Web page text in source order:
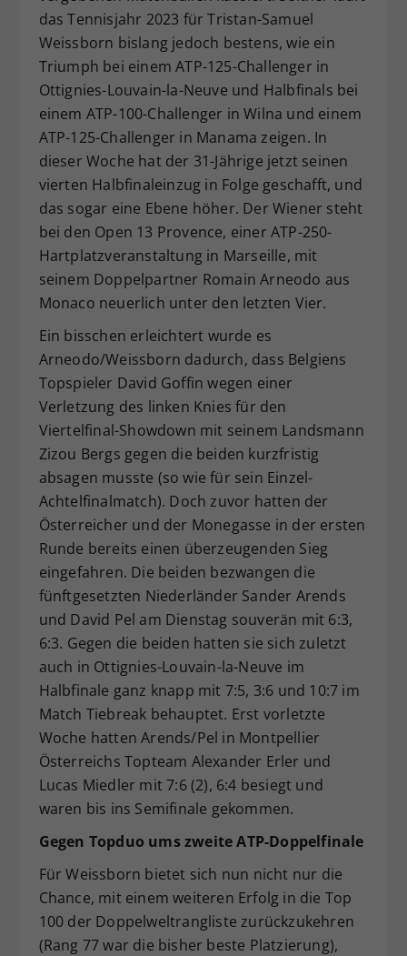
das Tennisjahr 2023 für Tristan-Samuel
Weissborn bislang jedoch bestens, wie ein
Triumph bei einem ATP-125-Challenger in
Ottignies-Louvain-la-Neuve und Halbfinals bei
einem ATP-100-Challenger in Wilna und einem
ATP-125-Challenger in Manama zeigen. In
dieser Woche hat der 31-Jährige jetzt seinen
vierten Halbfinaleinzug in Folge geschafft, und
das sogar eine Ebene höher. Der Wiener steht
bei den Open 13 Provence, einer ATP-250-
Hartplatzveranstaltung in Marseille, mit
seinem Doppelpartner Romain Arneodo aus
Monaco neuerlich unter den letzten Vier.
Ein bisschen erleichtert wurde es
Arneodo/Weissborn dadurch, dass Belgiens
Topspieler David Goffin wegen einer
Verletzung des linken Knies für den
Viertelfinal-Showdown mit seinem Landsmann
Zizou Bergs gegen die beiden kurzfristig
absagen musste (so wie für sein Einzel-
Achtelfinalmatch). Doch zuvor hatten der
Österreicher und der Monegasse in der ersten
Runde bereits einen überzeugenden Sieg
eingefahren. Die beiden bezwangen die
fünftgesetzten Niederländer Sander Arends
und David Pel am Dienstag souverän mit 6:3,
6:3. Gegen die beiden hatten sie sich zuletzt
auch in Ottignies-Louvain-la-Neuve im
Halbfinale ganz knapp mit 7:5, 3:6 und 10:7 im
Match Tiebreak behauptet. Erst vorletzte
Woche hatten Arends/Pel in Montpellier
Österreichs Topteam Alexander Erler und
Lucas Miedler mit 7:6 (2), 6:4 besiegt und
waren bis ins Semifinale gekommen.
Gegen Topduo ums zweite ATP-Doppelfinale
Für Weissborn bietet sich nun nicht nur die
Chance, mit einem weiteren Erfolg in die Top
100 der Doppelweltrangliste zurückzukehren
(Rang 77 war die bisher beste Platzierung),
Zweck
Dieser Wert speichert Ihre Consent-
Einstellungen. Unter anderem eine
zufällig generierte ID, für die
historische Speicherung Ihrer
Webseiten-Betreiber dies eingestellt
hat.